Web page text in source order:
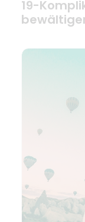
19-